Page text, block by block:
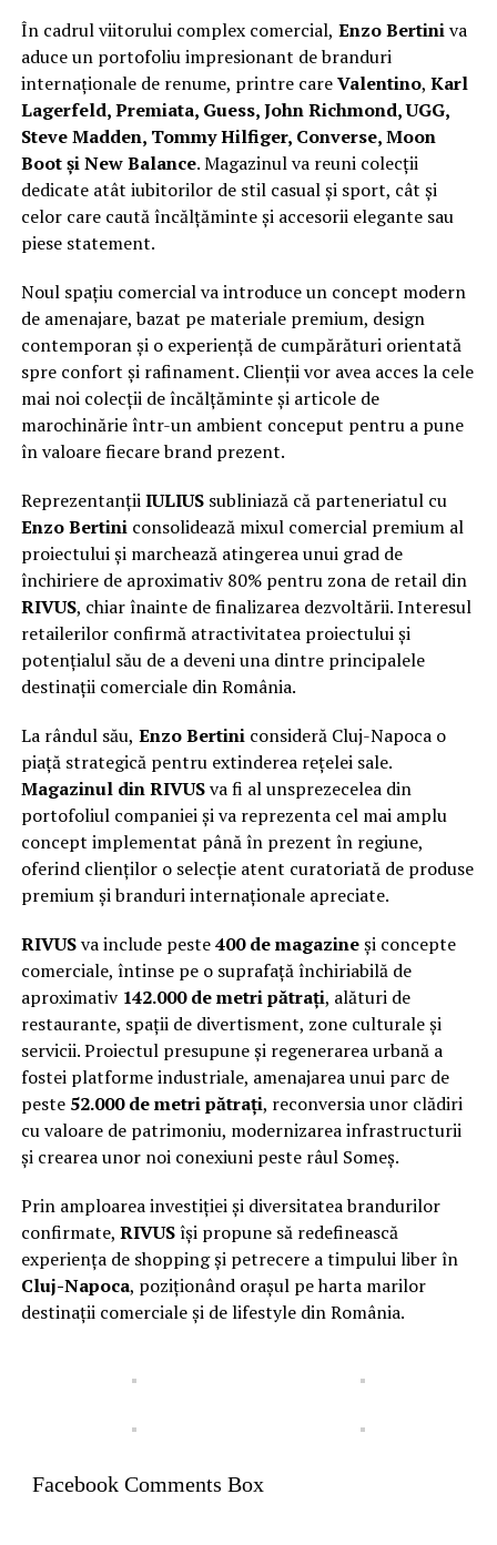
În cadrul viitorului complex comercial, Enzo Bertiniva
aduce un portofoliu impresionant de branduri
internaționale de renume, printre careValentino, Karl
Lagerfeld, Premiata, Guess, John Richmond, UGG,
Steve Madden, Tommy Hilfiger, Converse, Moon
Boot și New Balance. Magazinul va reuni colecții
dedicate atât iubitorilor de stil casual și sport, cât și
celor care caută încălțăminte și accesorii elegante sau
piese statement.
Noul spațiu comercial va introduce un concept modern
de amenajare, bazat pe materiale premium, design
contemporan și o experiență de cumpărături orientată
spre confort și rafinament. Clienții vor avea acces la cele
mai noi colecții de încălțăminte și articole de
marochinărie într-un ambient conceput pentru a pune
în valoare fiecare brand prezent.
ReprezentanțiiIULIUSsubliniază că parteneriatul cu
Enzo Bertiniconsolidează mixul comercial premium al
proiectului și marchează atingerea unui grad de
închiriere de aproximativ 80% pentru zona de retail din
RIVUS, chiar înainte de finalizarea dezvoltării. Interesul
retailerilor confirmă atractivitatea proiectului și
potențialul său de a deveni una dintre principalele
destinații comerciale din România.
La rândul său, Enzo Bertiniconsideră Cluj-Napoca o
piață strategică pentru extinderea rețelei sale.
Magazinul din RIVUSva fi al unsprezecelea din
portofoliul companiei și va reprezenta cel mai amplu
concept implementat până în prezent în regiune,
oferind clienților o selecție atent curatoriată de produse
premium și branduri internaționale apreciate.
RIVUSva include peste400 de magazineși concepte
comerciale, întinse pe o suprafață închiriabilă de
aproximativ 142.000 de metri pătrați, alături de
restaurante, spații de divertisment, zone culturale și
servicii. Proiectul presupune și regenerarea urbană a
fostei platforme industriale, amenajarea unui parc de
peste 52.000 de metri pătrați, reconversia unor clădiri
cu valoare de patrimoniu, modernizarea infrastructurii
și crearea unor noi conexiuni peste râul Someș.
Prin amploarea investiției și diversitatea brandurilor
confirmate, RIVUSîși propune să redefinească
experiența de shopping și petrecere a timpului liber în
Cluj-Napoca, poziționând orașul pe harta marilor
destinații comerciale și de lifestyle din România.
Facebook Comments Box